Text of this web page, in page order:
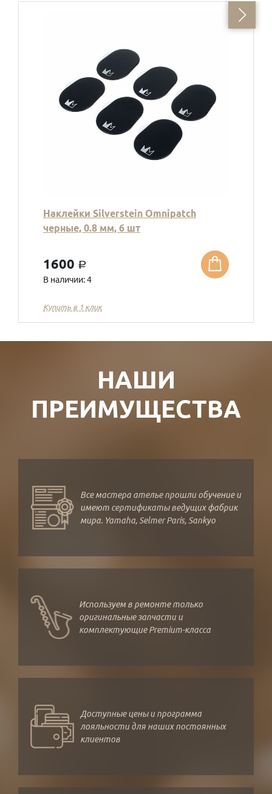
Наклейки Silverstein Omnipatch
черные, 0.8 мм, 6 шт
1600 a
В наличии: 4
Купить в 1 клик
НАШИ
ПРЕИМУЩЕСТВА
Все мастера ателье прошли обучение и
имеют сертификаты ведущих фабрик
мира. Yamaha, Selmer Paris, Sankyo
Используем в ремонте только
оригинальные запчасти и
комплектующие Premium-класса
Доступные цены и программа
лояльности для наших постоянных
клиентов